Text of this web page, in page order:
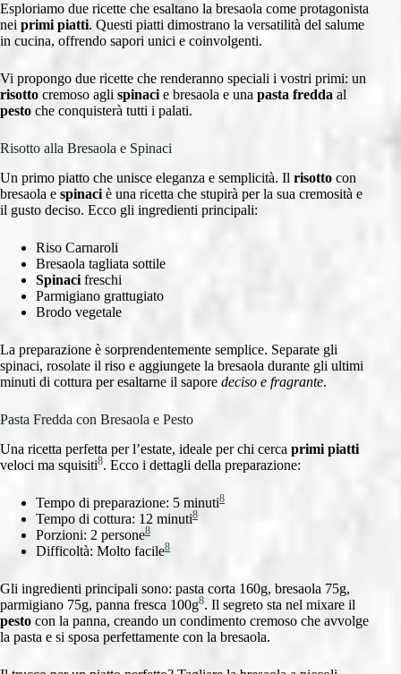
Esploriamo due ricette che esaltano la bresaola come protagonista
nei primi piatti. Questi piatti dimostrano la versatilità del salume
in cucina, offrendo sapori unici e coinvolgenti.
Vi propongo due ricette che renderanno speciali i vostri primi: un
risotto cremoso agli spinaci e bresaola e una pasta fredda al
pesto che conquisterà tutti i palati.
Risotto alla Bresaola e Spinaci
Un primo piatto che unisce eleganza e semplicità. Il risotto con
bresaola e spinaci è una ricetta che stupirà per la sua cremosità e
il gusto deciso. Ecco gli ingredienti principali:
Riso Carnaroli
Bresaola tagliata sottile
Spinaci freschi
Parmigiano grattugiato
Brodo vegetale
La preparazione è sorprendentemente semplice. Separate gli
spinaci, rosolate il riso e aggiungete la bresaola durante gli ultimi
minuti di cottura per esaltarne il sapore deciso e fragrante.
Pasta Fredda con Bresaola e Pesto
Una ricetta perfetta per l’estate, ideale per chi cerca primi piatti
veloci ma squisiti8. Ecco i dettagli della preparazione:
Tempo di preparazione: 5 minuti8
Tempo di cottura: 12 minuti8
Porzioni: 2 persone8
Difficoltà: Molto facile8
Gli ingredienti principali sono: pasta corta 160g, bresaola 75g,
parmigiano 75g, panna fresca 100g8. Il segreto sta nel mixare il
pesto con la panna, creando un condimento cremoso che avvolge
la pasta e si sposa perfettamente con la bresaola.